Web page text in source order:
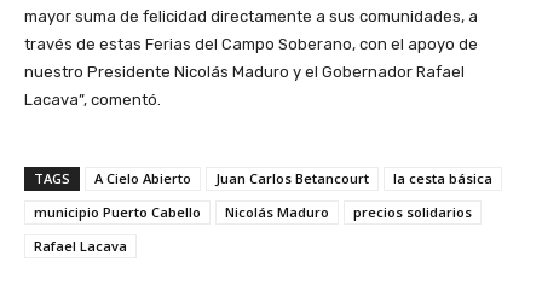
mayor suma de felicidad directamente a sus comunidades, a
través de estas Ferias del Campo Soberano, con el apoyo de
nuestro Presidente Nicolás Maduro y el Gobernador Rafael
Lacava”, comentó.
TAGS A Cielo Abierto Juan Carlos Betancourt
la cesta básica
municipio Puerto Cabello
Nicolás Maduro
precios solidarios
Rafael Lacava